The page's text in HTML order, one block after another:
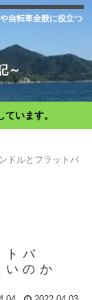
自転車全般に役立つ
～
います。
ドルとフラットバ
トバ
のか